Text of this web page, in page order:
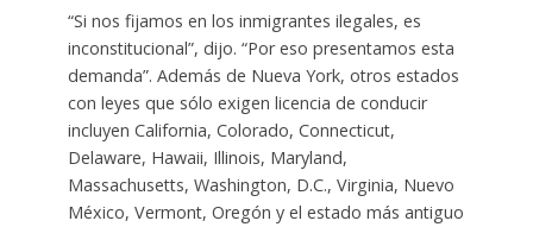
“Si nos fijamos en los inmigrantes ilegales, es
inconstitucional”, dijo. “Por eso presentamos esta
demanda”. Además de Nueva York, otros estados
con leyes que sólo exigen licencia de conducir
incluyen California, Colorado, Connecticut,
Delaware, Hawaii, Illinois, Maryland,
Massachusetts, Washington, D.C., Virginia, Nuevo
México, Vermont, Oregón y el estado más antiguo